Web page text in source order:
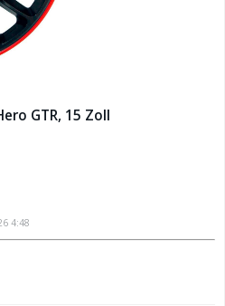
GTR, 15 Zoll
4:48